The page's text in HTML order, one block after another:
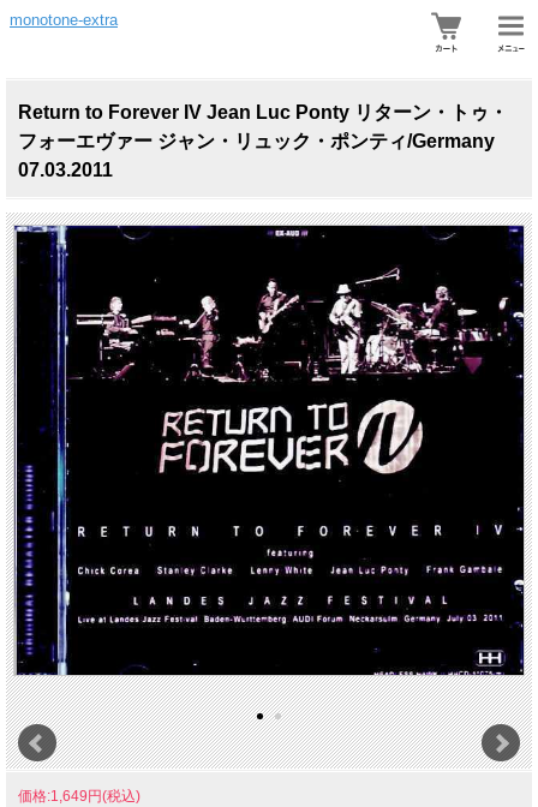
monotone-extra
Return to Forever IV Jean Luc Ponty リターン・トゥ・
フォーエヴァー ジャン・リュック・ポンティ/Germany
07.03.2011
価格:1,649円(税込)